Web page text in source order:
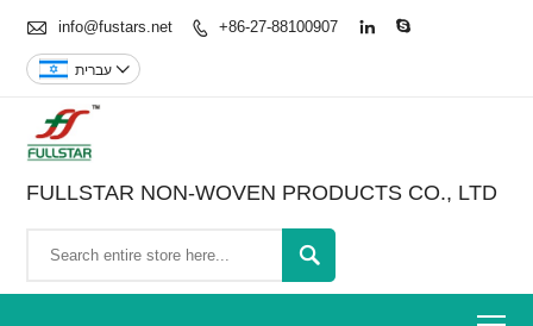
 info@fustars.net  +86-27-88100907  
עברית 
FULLSTAR NON-WOVEN PRODUCTS CO., LTD
